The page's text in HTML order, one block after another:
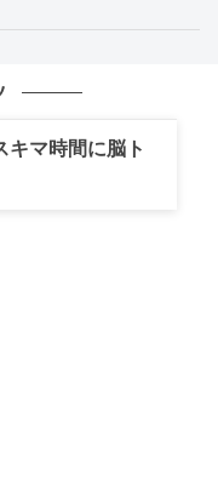
キマ時間に脳ト